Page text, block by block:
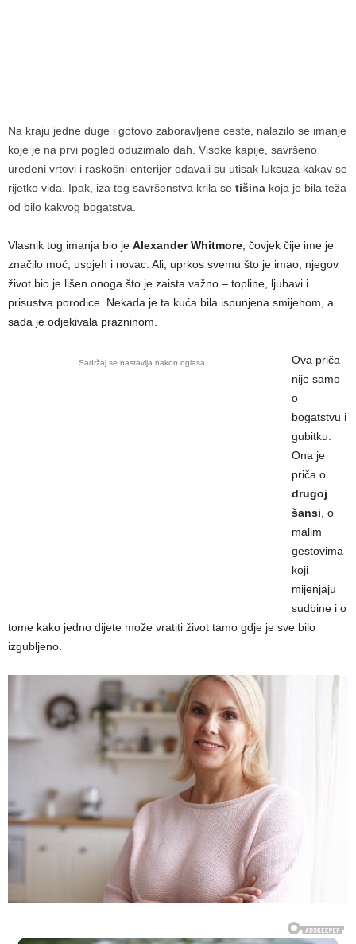
Na kraju jedne duge i gotovo zaboravljene ceste, nalazilo se imanje
koje je na prvi pogled oduzimalo dah. Visoke kapije, savršeno
uređeni vrtovi i raskošni enterijer odavali su utisak luksuza kakav se
rijetko viđa. Ipak, iza tog savršenstva krila se tišina koja je bila teža
od bilo kakvog bogatstva.
Vlasnik tog imanja bio je Alexander Whitmore, čovjek čije ime je
značilo moć, uspjeh i novac. Ali, uprkos svemu što je imao, njegov
život bio je lišen onoga što je zaista važno – topline, ljubavi i
prisustva porodice. Nekada je ta kuća bila ispunjena smijehom, a
sada je odjekivala prazninom.
Sadržaj se nastavlja nakon oglasa
Ova priča
nije samo
o
bogatstvu i
gubitku.
Ona je
priča o
drugoj
šansi, o
malim
gestovima
koji
mijenjaju
sudbine i o
tome kako jedno dijete može vratiti život tamo gdje je sve bilo
izgubljeno.